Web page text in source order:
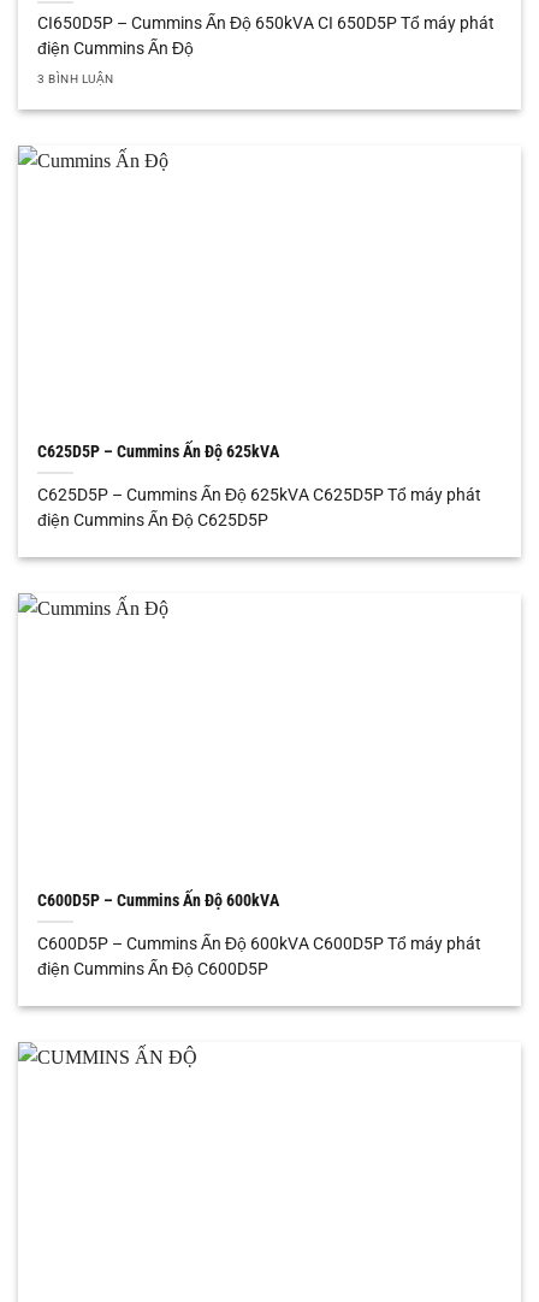
CI650D5P – Cummins Ấn Độ 650kVA CI 650D5P Tổ máy phát
điện Cummins Ấn Độ
3 BÌNH LUẬN
C625D5P – Cummins Ấn Độ 625kVA
C625D5P – Cummins Ấn Độ 625kVA C625D5P Tổ máy phát
điện Cummins Ấn Độ C625D5P
C600D5P – Cummins Ấn Độ 600kVA
C600D5P – Cummins Ấn Độ 600kVA C600D5P Tổ máy phát
điện Cummins Ấn Độ C600D5P